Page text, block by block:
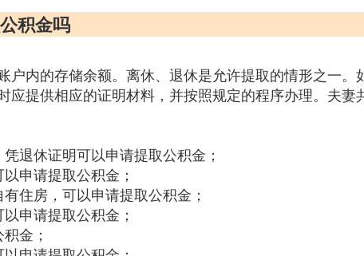
积金吗
户内的存储余额。离休、退休是允许提取的情形之一
应提供相应的证明材料，并按照规定的程序办理。夫
退休证明可以申请提取公积金；
申请提取公积金；
住房，可以申请提取公积金；
申请提取公积金；
金；